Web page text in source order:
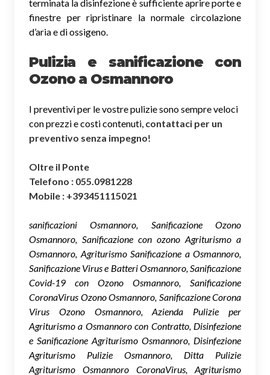
terminata la disinfezione è sufficiente aprire porte e
finestre per ripristinare la normale circolazione
d’aria e di ossigeno.
Pulizia e sanificazione con
Ozono a Osmannoro
I preventivi per le vostre pulizie sono sempre veloci
con prezzi e costi contenuti, contattaci per un
preventivo senza impegno!
Oltre il Ponte
Telefono : 055.0981228
Mobile : +393451115021
sanificazioni Osmannoro, Sanificazione Ozono
Osmannoro, Sanificazione con ozono Agriturismo a
Osmannoro, Agriturismo Sanificazione a Osmannoro,
Sanificazione Virus e Batteri Osmannoro, Sanificazione
Covid-19 con Ozono Osmannoro, Sanificazione
CoronaVirus Ozono Osmannoro, Sanificazione Corona
Virus Ozono Osmannoro, Azienda Pulizie per
Agriturismo a Osmannoro con Contratto, Disinfezione
e Sanificazione Agriturismo Osmannoro, Disinfezione
Agriturismo Pulizie Osmannoro, Ditta Pulizie
Agriturismo Osmannoro CoronaVirus, Agriturismo